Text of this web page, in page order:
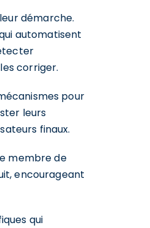
démarche.
automatisent
corriger.
pour
leurs
finaux.
membre de
encourageant
qui